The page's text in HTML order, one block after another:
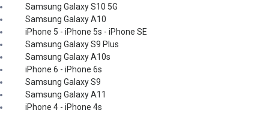
Samsung Galaxy S10 5G
Samsung Galaxy A10
iPhone 5 - iPhone 5s - iPhone SE
Samsung Galaxy S9 Plus
Samsung Galaxy A10s
iPhone 6 - iPhone 6s
Samsung Galaxy S9
Samsung Galaxy A11
iPhone 4 - iPhone 4s